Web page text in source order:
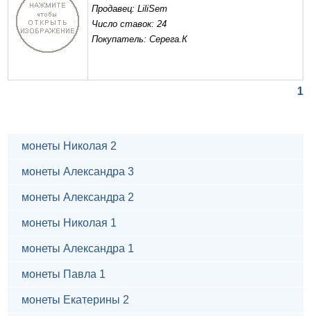
Продавец: LiliSem
Число ставок: 24
Покупатель: Серега.К
1
монеты Николая 2
монеты Александра 3
монеты Александра 2
монеты Николая 1
монеты Александра 1
монеты Павла 1
монеты Екатерины 2